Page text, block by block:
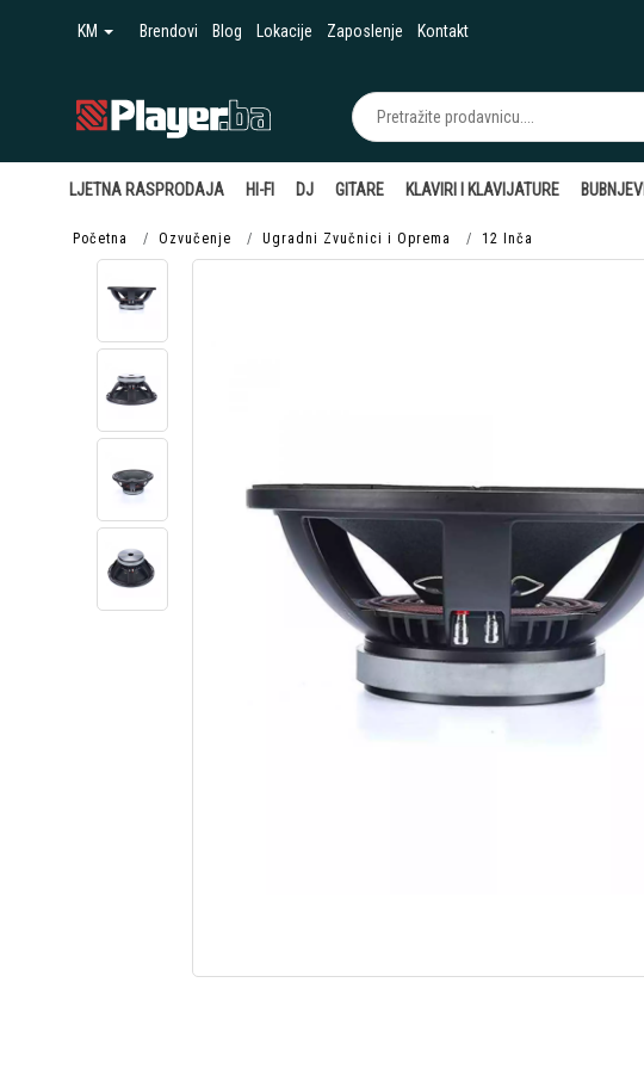
KM Brendovi Blog Lokacije Zaposlenje Kontakt
LJETNA RASPRODAJA HI-FI DJ GITARE KLAVIRI I KLAVIJATURE BUBNJEVI
Početna Ozvučenje Ugradni Zvučnici i Oprema 12 Inča